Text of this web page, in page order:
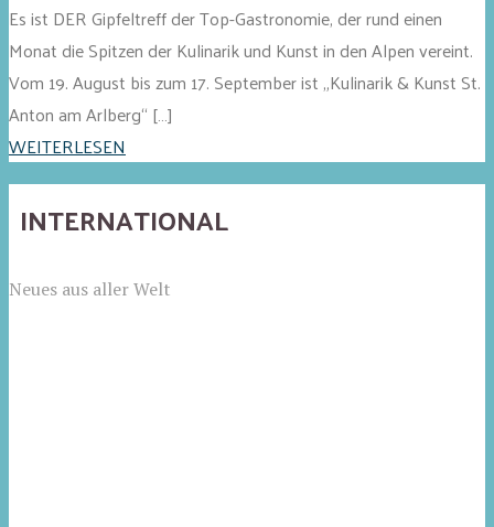
Es ist DER Gipfeltreff der Top-Gastronomie, der rund einen
Monat die Spitzen der Kulinarik und Kunst in den Alpen vereint.
Vom 19. August bis zum 17. September ist „Kulinarik & Kunst St.
Anton am Arlberg“ […]
WEITERLESEN
INTERNATIONAL
Neues aus aller Welt